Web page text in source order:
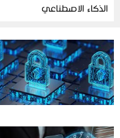
الذكاء الاصطناعي